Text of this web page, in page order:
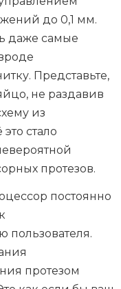
до 0,1 мм.
даже самые
Представьте,
не раздавив
из
стало
протезов.
постоянно
пользователя.
протезом